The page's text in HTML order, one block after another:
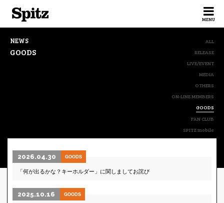
MENU
NEWS
GOODS
ALL
RELEASE
LIVE/EVENT
MEDIA
OTHERS
ON-LINE MEMBERS
GOODS
FAN CLUB
SPITZ mobile
2026.04.30 GOODS
「何が出るかな？キーホルダー」に関しましてお詫び
2025.10.16 GOODS